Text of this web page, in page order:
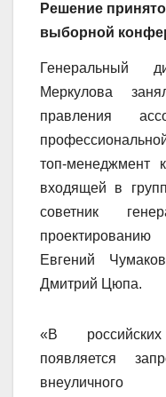
Решение
выборной
Генеральный
Меркулова
правления
топ-менеджмент
входящей в
советник
Евгений
Дмитрий Цюпа.
«В
появляется
внеуличного